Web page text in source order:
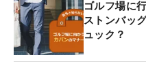
ゴルフ場に
ストンバッ
ュック？